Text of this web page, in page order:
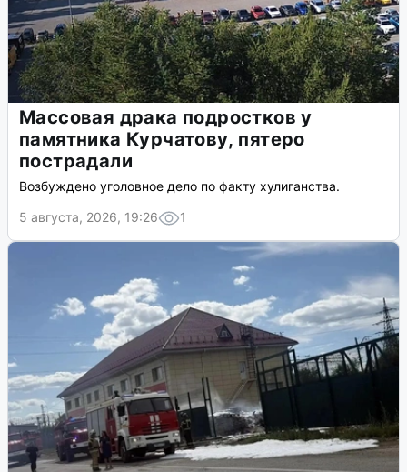
Массовая драка подростков у
памятника Курчатову, пятеро
пострадали
Возбуждено уголовное дело по факту хулиганства.
5 августа, 2026, 19:26
1